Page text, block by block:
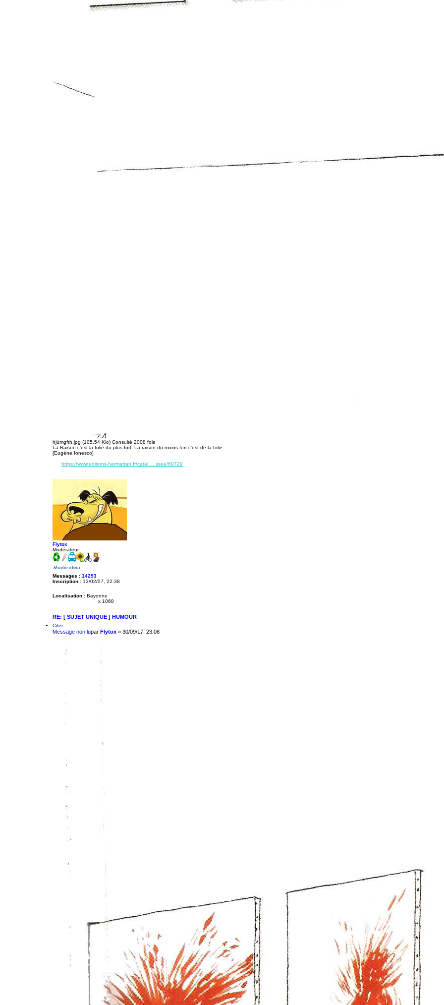
hjùmgfth.jpg (105.54 Kio) Consulté 2008 fois
La Raison c'est la folie du plus fort. La raison du moins fort c'est de la folie.
[Eugène Ionesco]
https://www.editions-harmattan.fr/catal ... ssee/69729
Flytox
Modérateur
Messages : 14293
Inscription : 13/02/07, 22:38
Localisation : Bayonne
x 1068
RE: [ SUJET UNIQUE ] HUMOUR
Citer
Message non lupar Flytox » 30/09/17, 23:08